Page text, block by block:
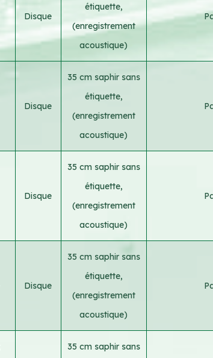
Disque
étiquette,
(enregistrement
acoustique)
Disque
35 cm saphir sans
étiquette,
(enregistrement
acoustique)
Disque
35 cm saphir sans
étiquette,
(enregistrement
acoustique)
Disque
35 cm saphir sans
étiquette,
(enregistrement
acoustique)
35 cm saphir sans